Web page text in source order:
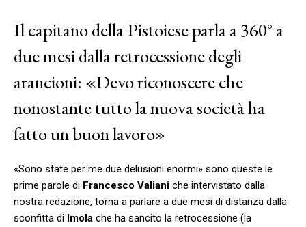
Il capitano della Pistoiese parla a 360° a
due mesi dalla retrocessione degli
arancioni: «Devo riconoscere che
nonostante tutto la nuova società ha
fatto un buon lavoro»
«Sono state per me due delusioni enormi» sono queste le
prime parole di Francesco Valiani che intervistato dalla
nostra redazione, torna a parlare a due mesi di distanza dalla
sconfitta di Imola che ha sancito la retrocessione (la